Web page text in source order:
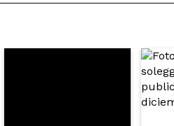
Tu vídeo
¿Recomendarías su compra?